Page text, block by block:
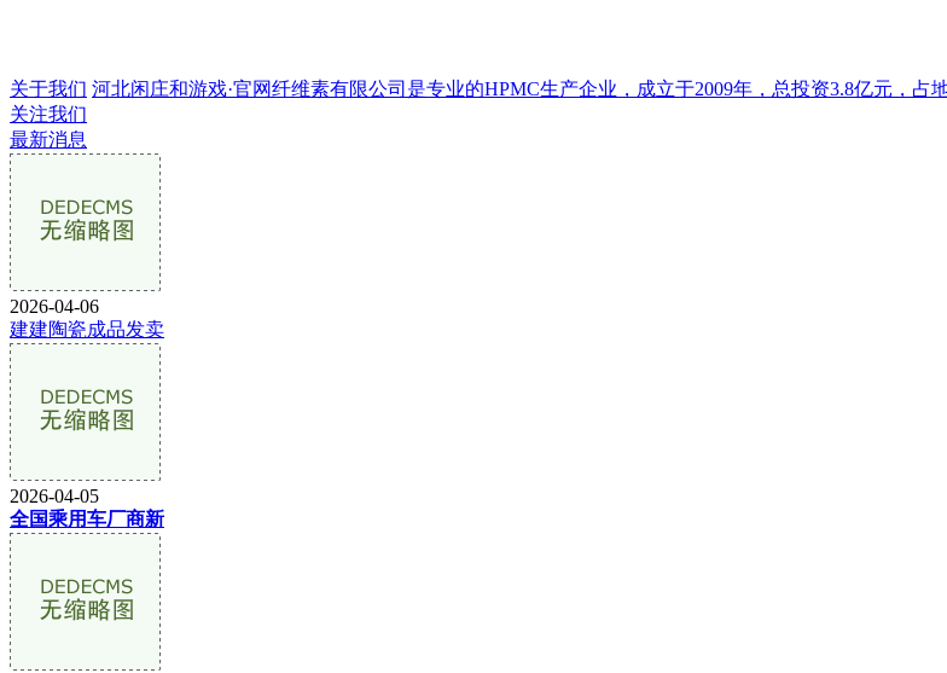
关于我们 河北闲庄和游戏·官网纤维素有限公司是专业的HPMC生产企业，成立于2009年，总投资3.8亿元，占
关注我们
最新消息
2026-04-06
建建陶瓷成品发卖
2026-04-05
全国乘用车厂商新